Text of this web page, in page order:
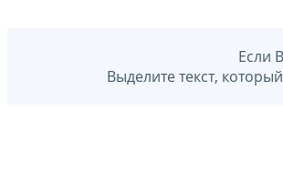
Если
Выделите текст,